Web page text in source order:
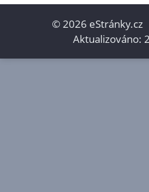
© 2026 eStránky.cz
Aktualizováno: